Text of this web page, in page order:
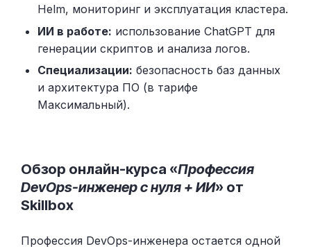
Helm, мониторинг и эксплуатация кластера.
ИИ в работе: использование ChatGPT для
генерации скриптов и анализа логов.
Специализации: безопасность баз данных
и архитектура ПО (в тарифе
Максимальный).
Обзор онлайн-курса «Профессия
DevOps-инженер с нуля + ИИ» от
Skillbox
Профессия DevOps-инженера остается одной